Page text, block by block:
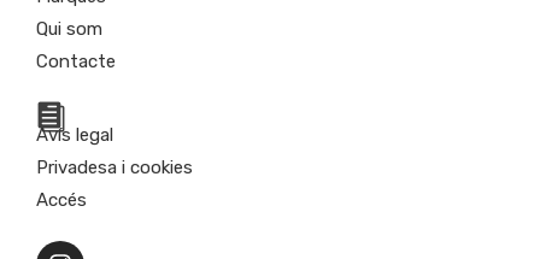
Qui som
Contacte
Avís legal
Privadesa i cookies
Accés